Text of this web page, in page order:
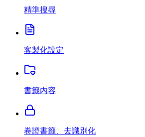
精準搜尋
客製化設定
書籤內容
卷證書籤、去識別化